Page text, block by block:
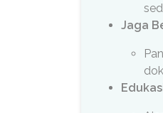
Jaga